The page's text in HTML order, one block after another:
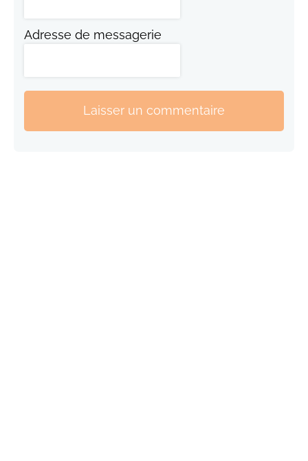
Adresse de messagerie
Laisser un commentaire